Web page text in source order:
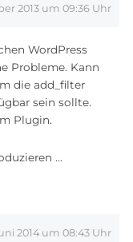
2013 um 09:36 Uhr
WordPress
Probleme. Kann
die add_filter
sein sollte.
Plugin.
…
2014 um 08:43 Uhr